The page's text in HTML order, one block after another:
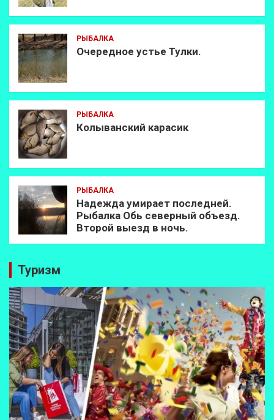
РЫБАЛКА
Очередное устье Тулки.
РЫБАЛКА
Колыванский карасик
РЫБАЛКА
Надежда умирает последней.
Рыбалка Обь северный объезд.
Второй выезд в ночь.
Туризм